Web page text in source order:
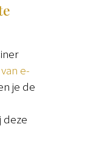
e-
je de
deze